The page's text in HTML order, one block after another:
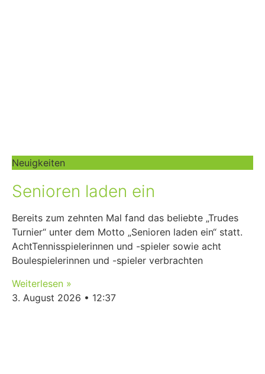
Neuigkeiten
Senioren laden ein
Bereits zum zehnten Mal fand das beliebte „Trudes
Turnier“ unter dem Motto „Senioren laden ein“ statt.
AchtTennisspielerinnen und -spieler sowie acht
Boulespielerinnen und -spieler verbrachten
Weiterlesen »
3. August 2026
12:37